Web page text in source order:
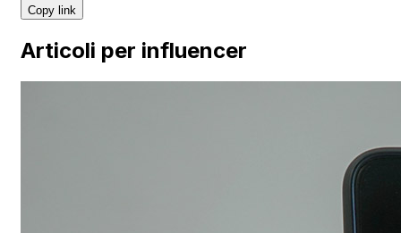
Copy link
Articoli per influencer